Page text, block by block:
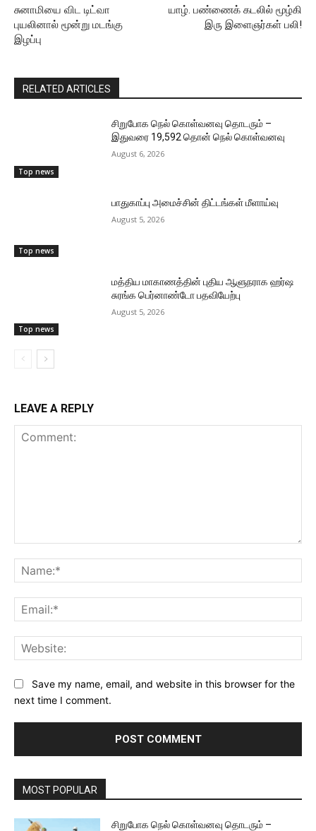
சுனாமியை விட டிட்வா
புயலினால் மூன்று மடங்கு
இழப்பு
யாழ். பண்ணைக் கடலில் மூழ்கி
இரு இளைஞர்கள் பலி!
RELATED ARTICLES
Top news
சிறுபோக நெல் கொள்வனவு தொடரும் –
இதுவரை 19,592 தொன் நெல் கொள்வனவு
August 6, 2026
Top news
பாதுகாப்பு அமைச்சின் திட்டங்கள் மீளாய்வு
August 5, 2026
Top news
மத்திய மாகாணத்தின் புதிய ஆளுநராக ஹர்ஷ
சுரங்க பெர்னாண்டோ பதவியேற்பு
August 5, 2026
LEAVE A REPLY
Save my name, email, and website in this browser for the
next time I comment.
MOST POPULAR
சிறுபோக நெல் கொள்வனவு தொடரும் –